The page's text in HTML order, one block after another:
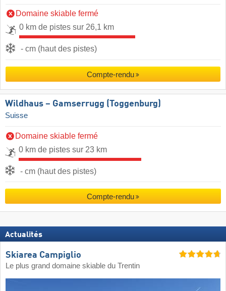
Domaine skiable fermé
0 km de pistes sur 26,1 km
- cm (haut des pistes)
Compte-rendu
Wildhaus – Gamserrugg (Toggenburg)
Suisse
Domaine skiable fermé
0 km de pistes sur 23 km
- cm (haut des pistes)
Compte-rendu
Actualités
Skiarea Campiglio
Le plus grand domaine skiable du Trentin